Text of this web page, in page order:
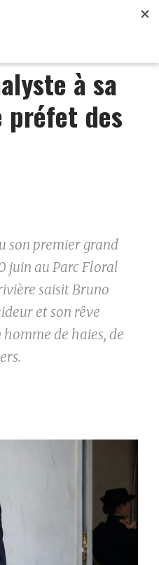
à sa
préfet des
son premier grand
juin au Parc Floral
saisit Bruno
et son rêve
homme de haies, de